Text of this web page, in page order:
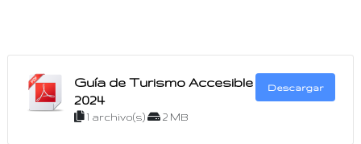
Guía de Turismo Accesible
2024
1 archivo(s) 2 MB
Descargar